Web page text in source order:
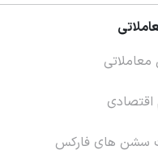
معاملاتی
اقتصادی
سشن های فارکس